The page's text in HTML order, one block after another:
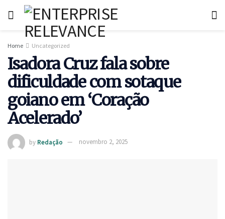
Home Uncategorized
Isadora Cruz fala sobre
dificuldade com sotaque
goiano em ‘Coração
Acelerado’
by Redação novembro 2, 2025